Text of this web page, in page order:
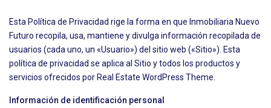
Esta Política de Privacidad rige la forma en que Inmobiliaria Nuevo
Futuro recopila, usa, mantiene y divulga información recopilada de
usuarios (cada uno, un «Usuario») del sitio web («Sitio»). Esta
política de privacidad se aplica al Sitio y todos los productos y
servicios ofrecidos por Real Estate WordPress Theme.
Información de identificación personal